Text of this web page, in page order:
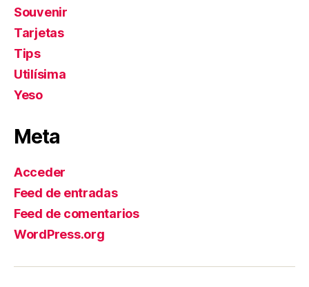
Souvenir
Tarjetas
Tips
Utilísima
Yeso
Meta
Acceder
Feed de entradas
Feed de comentarios
WordPress.org